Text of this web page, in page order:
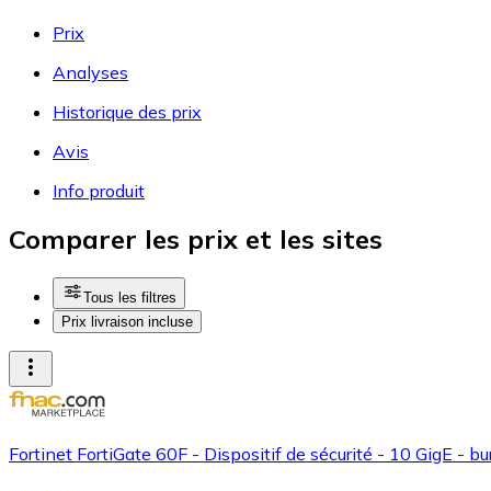
Prix
Analyses
Historique des prix
Avis
Info produit
Comparer les prix et les sites
Tous les filtres
Prix livraison incluse
Fortinet FortiGate 60F - Dispositif de sécurité - 10 GigE -